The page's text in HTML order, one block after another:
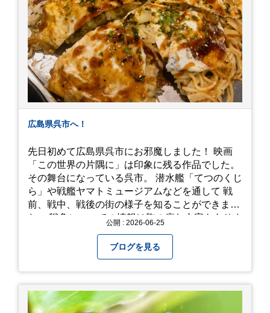
広島県呉市へ！
先日初めて広島県呉市にお邪魔しました！ 映画
「この世界の片隅に」は印象に残る作品でした。
その舞台になっている呉市。 潜水艦「てつのくじ
ら」や戦艦ヤマトミュージアムなどを通して 戦
前、戦中、戦後の街の様子を知ることができまし
た。 戦争についての情報は胸の痛む内容もありま
て本当に良かったです！ そして美味しい物もたく
さん。 写真は地元のスーパーで買った自分へのお
土産たち。 お好み焼きもやっぱり美味しいです
ね！ 広島また遊びに行きたいです♪
公開 : 2026-06-25
ブログを見る